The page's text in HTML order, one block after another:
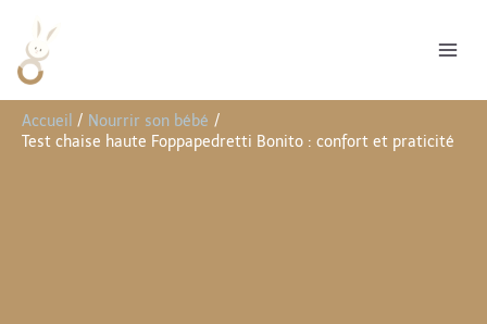
contenu
Accueil
Nourrir son bébé
Test chaise haute Foppapedretti Bonito : confort et praticité
e
c
h
e